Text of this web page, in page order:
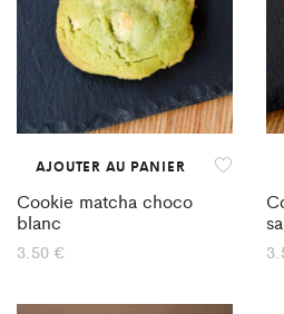
AJOUTER AU PANIER
Cookie matcha choco
blanc
3.50 €